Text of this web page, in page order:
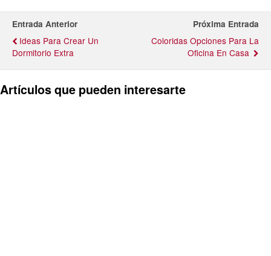
Entrada Anterior
Ideas Para Crear Un
Dormitorio Extra
Próxima Entrada
Coloridas Opciones Para La
Oficina En Casa
Artículos que pueden interesarte